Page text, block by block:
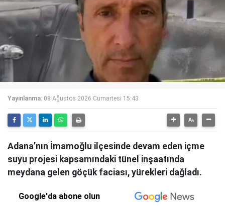
Yayınlanma: 08 Ağustos 2026 Cumartesi 15:43
Adana’nın İmamoğlu ilçesinde devam eden içme
suyu projesi kapsamındaki tünel inşaatında
meydana gelen göçük faciası, yürekleri dağladı.
Google'da abone olun